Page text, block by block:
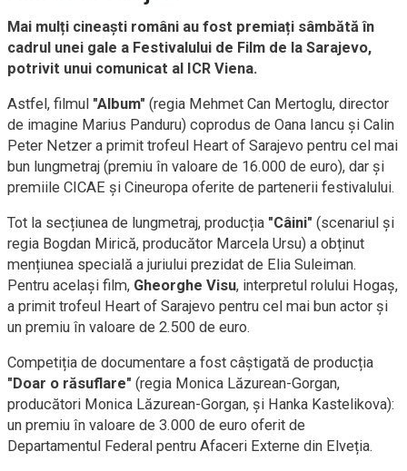
Mai mulți cineaști români au fost premiați sâmbătă în
cadrul unei gale a Festivalului de Film de la Sarajevo,
potrivit unui comunicat al ICR Viena.
Astfel, filmul "Album" (regia Mehmet Can Mertoglu, director
de imagine Marius Panduru) coprodus de Oana Iancu și Calin
Peter Netzer a primit trofeul Heart of Sarajevo pentru cel mai
bun lungmetraj (premiu în valoare de 16.000 de euro), dar și
premiile CICAE și Cineuropa oferite de partenerii festivalului.
Tot la secțiunea de lungmetraj, producția "Câini" (scenariul și
regia Bogdan Mirică, producător Marcela Ursu) a obținut
mențiunea specială a juriului prezidat de Elia Suleiman.
Pentru același film, Gheorghe Visu, interpretul rolului Hogaș,
a primit trofeul Heart of Sarajevo pentru cel mai bun actor și
un premiu în valoare de 2.500 de euro.
Competiția de documentare a fost câștigată de producția
"Doar o răsuflare" (regia Monica Lăzurean-Gorgan,
producători Monica Lăzurean-Gorgan, și Hanka Kastelikova):
un premiu în valoare de 3.000 de euro oferit de
Departamentul Federal pentru Afaceri Externe din Elveția.